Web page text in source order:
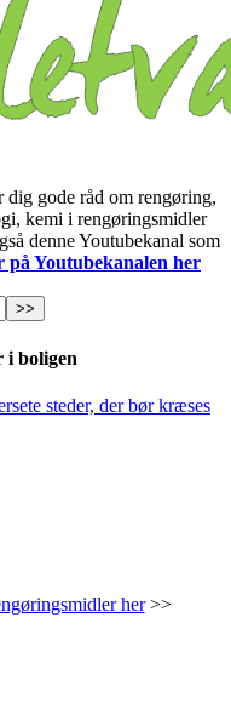
gode råd om rengøring,
kemi i rengøringsmidler
denne Youtubekanal som
på Youtubekanalen her
i boligen
steder, der bør kræses
her>>